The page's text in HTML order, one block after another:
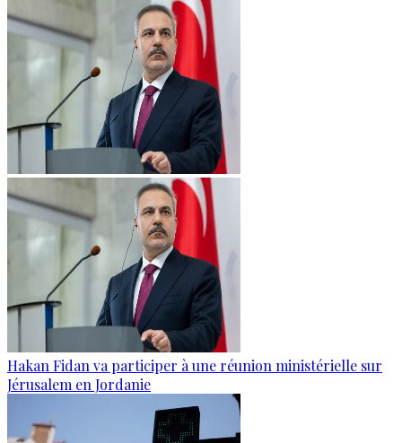
Hakan Fidan va participer à une réunion ministérielle sur
Jérusalem en Jordanie